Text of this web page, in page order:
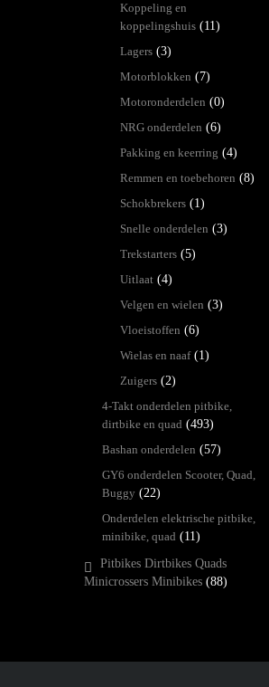
Koppeling en
koppelingshuis (11)
Lagers (3)
Motorblokken (7)
Motoronderdelen (0)
NRG onderdelen (6)
Pakking en keerring (4)
Remmen en toebehoren (8)
Schokbrekers (1)
Snelle onderdelen (3)
Trekstarters (5)
Uitlaat (4)
Velgen en wielen (3)
Vloeistoffen (6)
Wielas en naaf (1)
Zuigers (2)
4-Takt onderdelen pitbike,
dirtbike en quad (493)
Bashan onderdelen (57)
GY6 onderdelen Scooter, Quad,
Buggy (22)
Onderdelen elektrische pitbike,
minibike, quad (11)
Pitbikes Dirtbikes Quads
Minicrossers Minibikes (88)